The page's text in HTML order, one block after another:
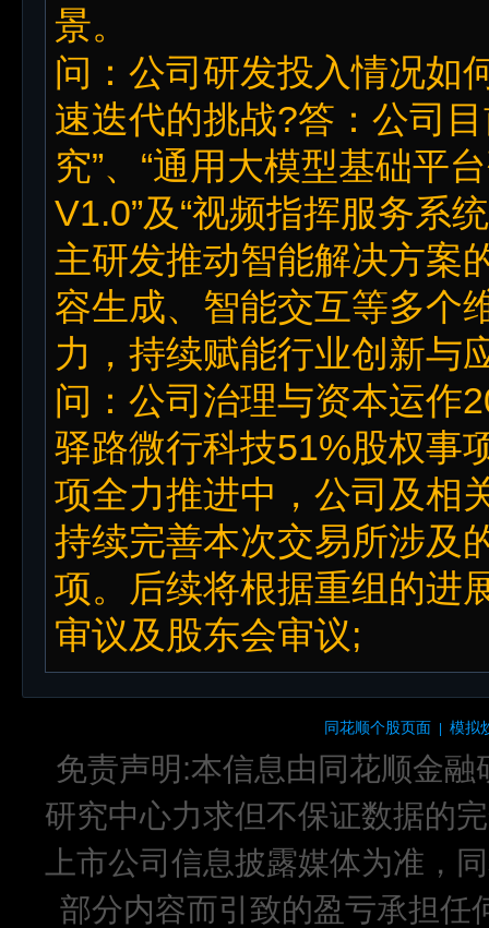
景。
问：公司研发投入情况如
速迭代的挑战?答：公司
究”、“通用大模型基础平
V1.0”及“视频指挥服务系
主研发推动智能解决方案
容生成、智能交互等多个
力，持续赋能行业创新与
问：公司治理与资本运作
驿路微行科技51%股权事
项全力推进中，公司及相
持续完善本次交易所涉及
项。后续将根据重组的进
审议及股东会审议;
同花顺个股页面 | 模拟
免责声明:本信息由同花顺金
研究中心力求但不保证数据的
上市公司信息披露媒体为准，
部分内容而引致的盈亏承担任